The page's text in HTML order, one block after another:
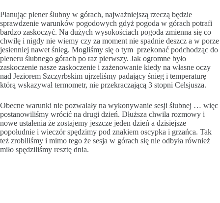
Planując plener ślubny w górach, najważniejszą rzeczą będzie
sprawdzenie warunków pogodowych gdyż pogoda w górach potrafi
bardzo zaskoczyć. Na dużych wysokościach pogoda zmienna się co
chwilę i nigdy nie wiemy czy za moment nie spadnie deszcz a w porze
jesienniej nawet śnieg. Mogliśmy się o tym przekonać podchodząc do
pleneru ślubnego górach po raz pierwszy. Jak ogromne było
zaskoczenie nasze zaskoczenie i zażenowanie kiedy na własne oczy
nad Jeziorem Szczyrbskim ujrzeliśmy padający śnieg i temperaturę
którą wskazywał termometr, nie przekraczającą 3 stopni Celsjusza.
Obecne warunki nie pozwalały na wykonywanie sesji ślubnej … więc
postanowiliśmy wrócić na drugi dzień. Dłuższa chwila rozmowy i
nowe ustalenia że zostajemy jeszcze jeden dzień a dzisiejsze
popołudnie i wieczór spędzimy pod znakiem oscypka i grzańca. Tak
też zrobiliśmy i mimo tego że sesja w górach się nie odbyła również
miło spędziliśmy resztę dnia.